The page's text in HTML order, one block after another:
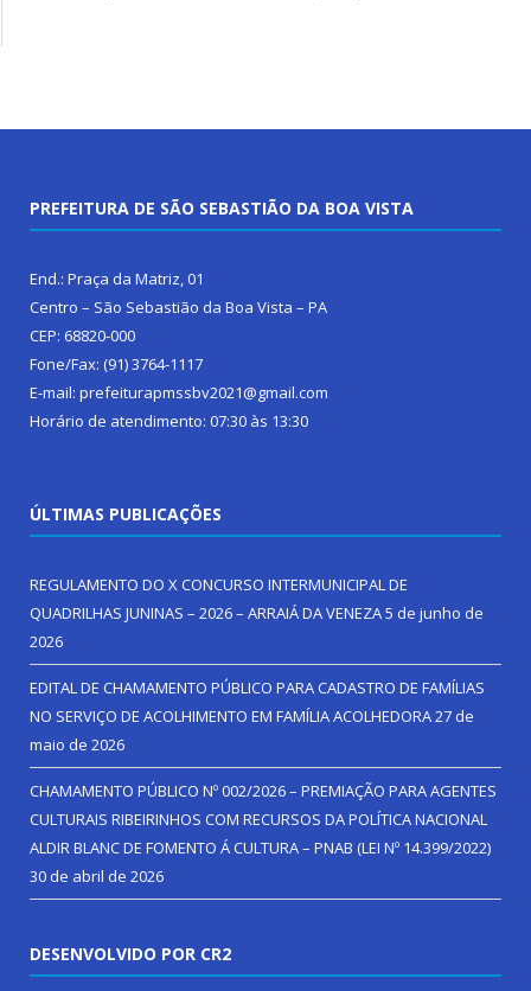
PREFEITURA DE SÃO SEBASTIÃO DA BOA VISTA
End.: Praça da Matriz, 01
Centro – São Sebastião da Boa Vista – PA
CEP: 68820-000
Fone/Fax: (91) 3764-1117
E-mail: prefeiturapmssbv2021@gmail.com
Horário de atendimento: 07:30 às 13:30
ÚLTIMAS PUBLICAÇÕES
REGULAMENTO DO X CONCURSO INTERMUNICIPAL DE
QUADRILHAS JUNINAS – 2026 – ARRAIÁ DA VENEZA5 de junho de
2026
EDITAL DE CHAMAMENTO PÚBLICO PARA CADASTRO DE FAMÍLIAS
NO SERVIÇO DE ACOLHIMENTO EM FAMÍLIA ACOLHEDORA27 de
maio de 2026
CHAMAMENTO PÚBLICO Nº 002/2026 – PREMIAÇÃO PARA AGENTES
CULTURAIS RIBEIRINHOS COM RECURSOS DA POLÍTICA NACIONAL
ALDIR BLANC DE FOMENTO Á CULTURA – PNAB (LEI Nº 14.399/2022)
30 de abril de 2026
DESENVOLVIDO POR CR2